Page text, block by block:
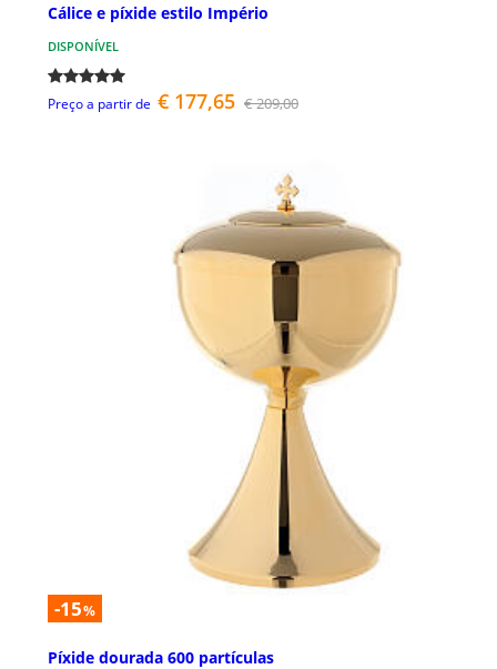
Cálice e píxide estilo Império
DISPONÍVEL
Preço a partir de € 177,65 € 209,00
-15%
Píxide dourada 600 partículas